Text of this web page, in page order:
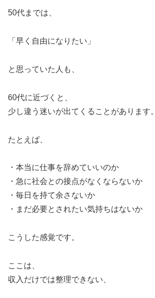
50代までは、
「早く自由になりたい」
と思っていた人も、
60代に近づくと、
少し違う迷いが出てくることがあります。
たとえば、
・本当に仕事を辞めていいのか
・急に社会との接点がなくならないか
・毎日を持て余さないか
・まだ必要とされたい気持ちはないか
こうした感覚です。
ここは、
収入だけでは整理できない、